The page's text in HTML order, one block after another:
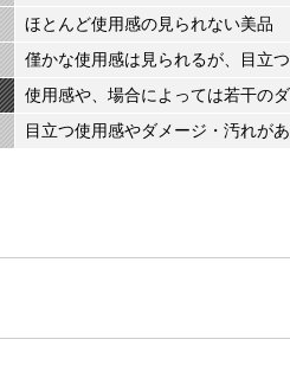
ほとんど使用感の見られない美品
僅かな使用感は見られるが、目立
使用感や、場合によっては若干の
目立つ使用感やダメージ・汚れが